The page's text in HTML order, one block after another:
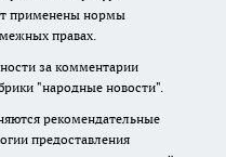
применены нормы
правах.
за комментарии
"народные новости".
рекомендательные
предоставления